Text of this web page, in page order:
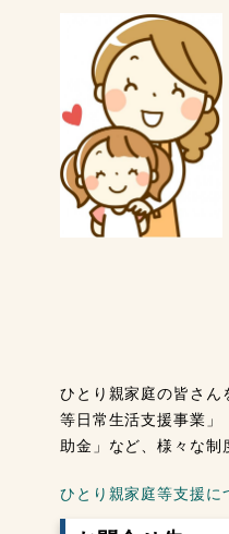
ひとり親家庭の皆さん
等日常生活支援事業」
助金」など、様々な制
ひとり親家庭等支援に